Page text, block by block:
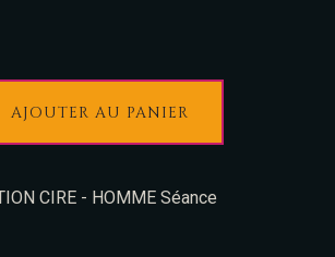
AJOUTER AU PANIER
CIRE - HOMME Séance